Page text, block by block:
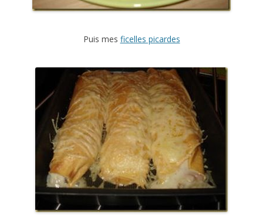
Puis mes ficelles picardes